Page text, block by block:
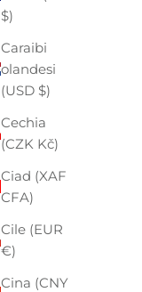
$)
Caraibi
olandesi
(USD $)
Cechia
(CZK Kč)
Ciad (XAF
CFA)
Cile (EUR
€)
Cina (CNY